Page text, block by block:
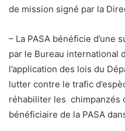
de mission signé par la
– La PASA bénéficie d’une
par le Bureau international
l’application des lois du
lutter contre le trafic
réhabiliter les chimpanzés
bénéficiaire de la PASA